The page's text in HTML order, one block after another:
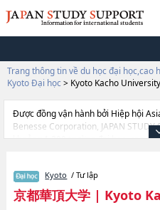
Trang thông tin về du học đại học,cao
Kyoto Đại học > Kyoto Kacho University
Được đồng vận hành bởi Hiệp hội
Benesse Corporation, JAPAN
khoảng 1.300 trường đại học, cao
tin cần thiết dành cho du học sinh,
Studies, thông tin về từng ngành
số lượng tuyển sinh, số lượng trúng
Kyoto / Tư lập
京都華頂大学| Kyoto